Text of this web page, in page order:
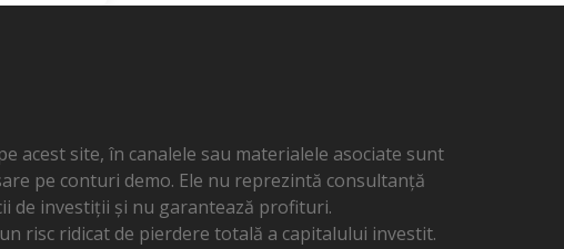
acest site, în canalele sau materialele asociate sunt
pe conturi demo. Ele nu reprezintă consultanță
de investiții și nu garantează profituri.
risc ridicat de pierdere totală a capitalului investit.